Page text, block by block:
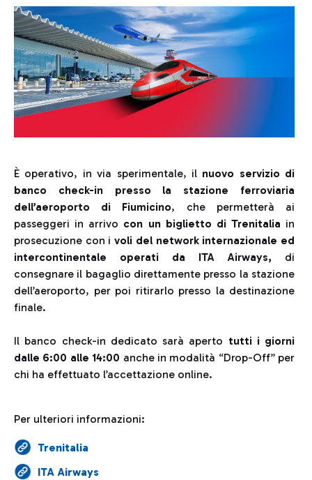
È operativo, in via sperimentale, il nuovo servizio di
banco check-in presso la stazione ferroviaria
dell’aeroporto di Fiumicino, che permetterà ai
passeggeri in arrivo con un biglietto di Trenitalia in
prosecuzione con ivoli del network internazionale ed
intercontinentale operati da ITA Airways, di
consegnare il bagaglio direttamente presso la stazione
dell’aeroporto, per poi ritirarlo presso la destinazione
finale.
Il banco check-in dedicato sarà aperto tutti i giorni
dalle 6:00 alle 14:00 anche in modalità “Drop-Off” per
chi ha effettuato l’accettazione online.
Per ulteriori informazioni:
Trenitalia
ITA Airways